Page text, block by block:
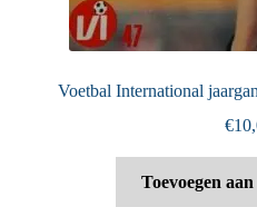
Voetbal International
€
Toevoegen